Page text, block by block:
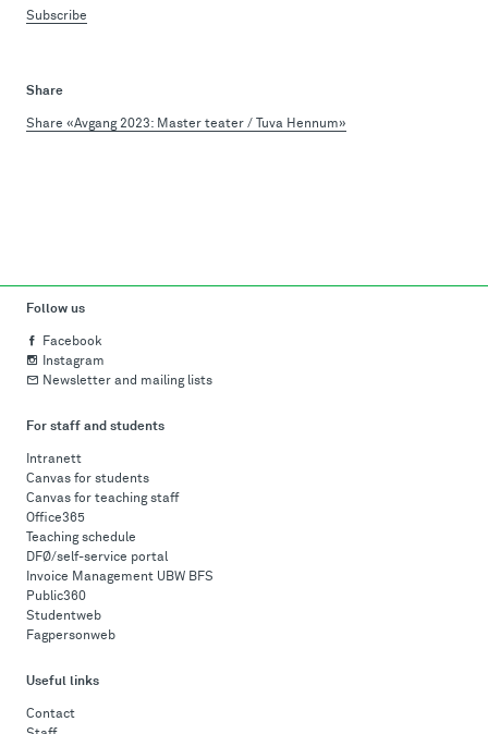
Subscribe
Share
Share «Avgang 2023: Master teater / Tuva Hennum»
Follow us
Facebook
Instagram
Newsletter and mailing lists
For staff and students
Intranett
Canvas for students
Canvas for teaching staff
Office365
Teaching schedule
DFØ/self-service portal
Invoice Management UBW BFS
Public360
Studentweb
Fagpersonweb
Useful links
Contact